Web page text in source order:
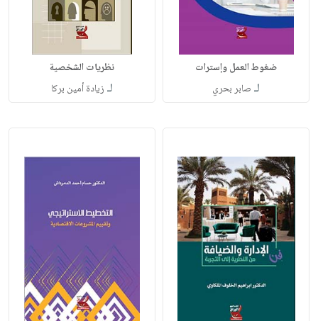
ضغوط العمل وإسترات
لـ صابر بحري
نظريات الشخصية
لـ زيادة أمين بركا